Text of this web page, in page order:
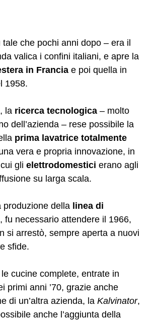
tale che pochi anni dopo – era il
valica i confini italiani, e apre la
in Francia e poi quella in
1958.
la ricerca tecnologica – molto
dell’azienda – rese possibile la
prima lavatrice totalmente
vera e propria innovazione, in
gli elettrodomestici erano agli
su larga scala.
produzione della linea di
, fu necessario attendere il 1966,
si arrestò, sempre aperta a nuovi
sfide.
cucine complete, entrate in
primi anni ’70, grazie anche
di un’altra azienda, la Kalvinator,
anche l’aggiunta della